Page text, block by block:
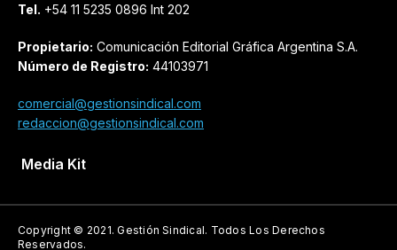
Tel. +54 11 5235 0896 Int 202
Propietario: Comunicación Editorial Gráfica Argentina S.A.
Número de Registro: 44103971
comercial@gestionsindical.com
redaccion@gestionsindical.com
Media Kit
Copyright © 2021.Gestión Sindical. Todos Los Derechos
Reservados.